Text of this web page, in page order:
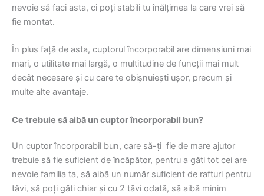
nevoie să faci asta, ci poți stabili tu înălțimea la care vrei să
fie montat.
În plus față de asta, cuptorul încorporabil are dimensiuni mai
mari, o utilitate mai largă, o multitudine de funcții mai mult
decât necesare și cu care te obișnuiești ușor, precum și
multe alte avantaje.
Ce trebuie să aibă un cuptor încorporabil bun?
Un cuptor încorporabil bun, care să-ți fie de mare ajutor
trebuie să fie suficient de încăpător, pentru a găti tot cei are
nevoie familia ta, să aibă un număr suficient de rafturi pentru
tăvi, să poți găti chiar și cu 2 tăvi odată, să aibă minim